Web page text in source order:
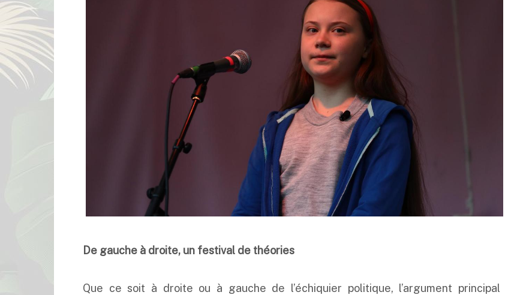
De gauche à droite, un festival de théories
Que ce soit à droite ou à gauche de l’échiquier politique, l’argument principal